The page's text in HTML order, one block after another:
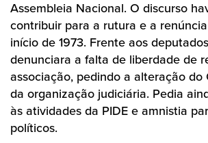
Assembleia Nacional. O discurso
contribuir para a rutura e a
início de 1973. Frente aos
denunciara a falta de liberdade de
associação, pedindo a alteração do
da organização judiciária. Pedia
às atividades da PIDE e amnistia
políticos.